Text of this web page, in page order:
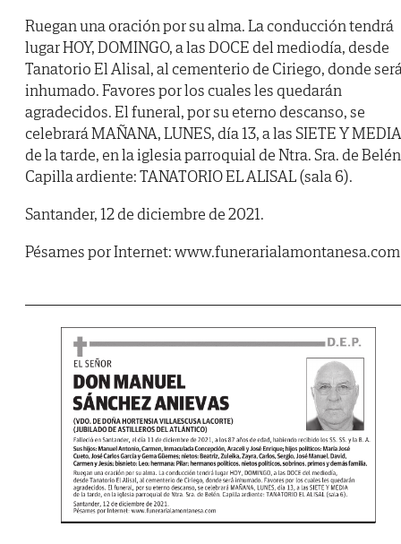
Ruegan una oración por su alma. La conducción tendrá
lugar HOY, DOMINGO, a las DOCE del mediodía, desde
Tanatorio El Alisal, al cementerio de Ciriego, donde
inhumado. Favores por los cuales les quedarán
agradecidos. El funeral, por su eterno descanso, se
celebrará MAÑANA, LUNES, día 13, a las SIETE Y MEDIA
de la tarde, en la iglesia parroquial de Ntra. Sra. de
Capilla ardiente: TANATORIO EL ALISAL (sala 6).
Santander, 12 de diciembre de 2021.
Pésames por Internet: www.funerarialamontanesa.com